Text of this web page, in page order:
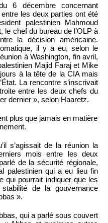
6 décembre concernant
les deux parties ont été
palestinien Mahmoud
chef du bureau de l’OLP à
la décision américaine.
il y a eu, selon le
à Washington, fin avril,
Majid Faraj et Mike
à la tête de la CIA mais
La rencontre s’inscrivait
entre les deux chefs du
dernier », selon Haaretz.
plus que jamais en matière
s’agissait de la réunion la
mois entre les deux
de la sécurité régionale,
palestinien qui a eu lieu fin
qui pourrait indiquer que les
de la gouvernance
».
qui a parlé sous couvert